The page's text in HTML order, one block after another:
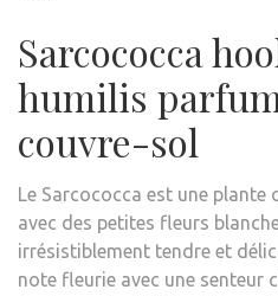
Sarcococca
humilis
couvre-sol
Le Sarcococca est une
avec des petites fleurs
irrésistiblement tendre et
note fleurie avec une senteur